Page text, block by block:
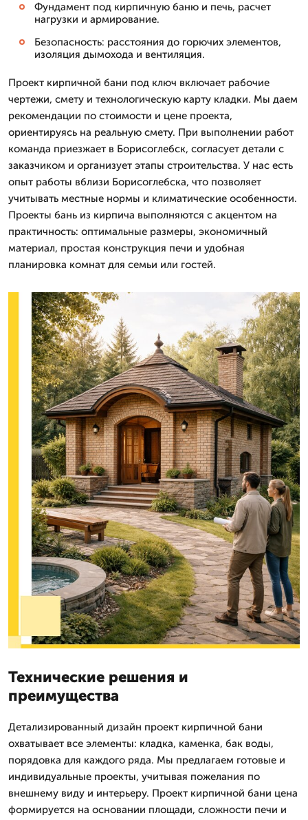
Фундамент под кирпичную баню и печь, расчет
нагрузки и армирование.
Безопасность: расстояния до горючих элементов,
изоляция дымохода и вентиляция.
Проект кирпичной бани под ключ включает рабочие
чертежи, смету и технологическую карту кладки. Мы даем
рекомендации по стоимости и цене проекта,
ориентируясь на реальную смету. При выполнении работ
команда приезжает в Борисоглебск, согласует детали с
заказчиком и организует этапы строительства. У нас есть
опыт работы вблизи Борисоглебска, что позволяет
учитывать местные нормы и климатические особенности.
Проекты бань из кирпича выполняются с акцентом на
практичность: оптимальные размеры, экономичный
материал, простая конструкция печи и удобная
планировка комнат для семьи или гостей.
Технические решения и
преимущества
Детализированный дизайн проект кирпичной бани
охватывает все элементы: кладка, каменка, бак воды,
порядовка для каждого ряда. Мы предлагаем готовые и
индивидуальные проекты, учитывая пожелания по
внешнему виду и интерьеру. Проект кирпичной бани цена
формируется на основании площади, сложности печи и